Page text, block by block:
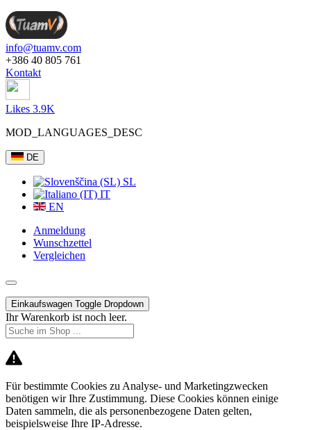
info@tuamv.com
+386 40 805 761
Kontakt
Likes 3.9K
MOD_LANGUAGES_DESC
DE
SL
IT
EN
Anmeldung
Wunschzettel
Vergleichen
Einkaufswagen Toggle Dropdown
Ihr Warenkorb ist noch leer.
Für bestimmte Cookies zu Analyse- und Marketingzwecken
benötigen wir Ihre Zustimmung. Diese Cookies können einige
Daten sammeln, die als personenbezogene Daten gelten,
beispielsweise Ihre IP-Adresse.